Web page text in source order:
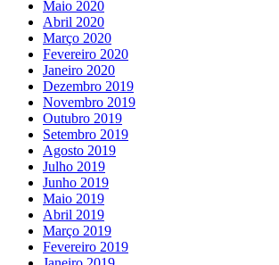
Maio 2020
Abril 2020
Março 2020
Fevereiro 2020
Janeiro 2020
Dezembro 2019
Novembro 2019
Outubro 2019
Setembro 2019
Agosto 2019
Julho 2019
Junho 2019
Maio 2019
Abril 2019
Março 2019
Fevereiro 2019